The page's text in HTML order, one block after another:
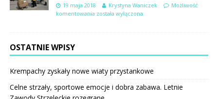
19 maja 2018 Krystyna Waniczek
Możliwość
komentowania została wyłączona
OSTATNIE WPISY
Krempachy zyskały nowe wiaty przystankowe
Celne strzały, sportowe emocje i dobra zabawa. Letnie